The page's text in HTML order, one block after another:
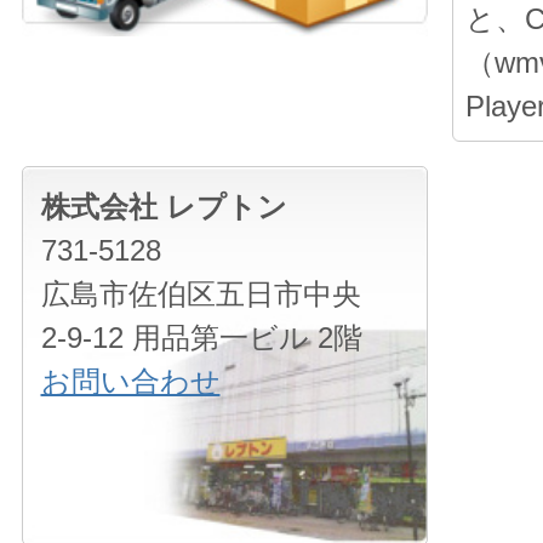
と、
（
株式会社 レプトン
731-5128
広島市佐伯区五日市中央
2-9-12 用品第一ビル 2階
お問い合わせ